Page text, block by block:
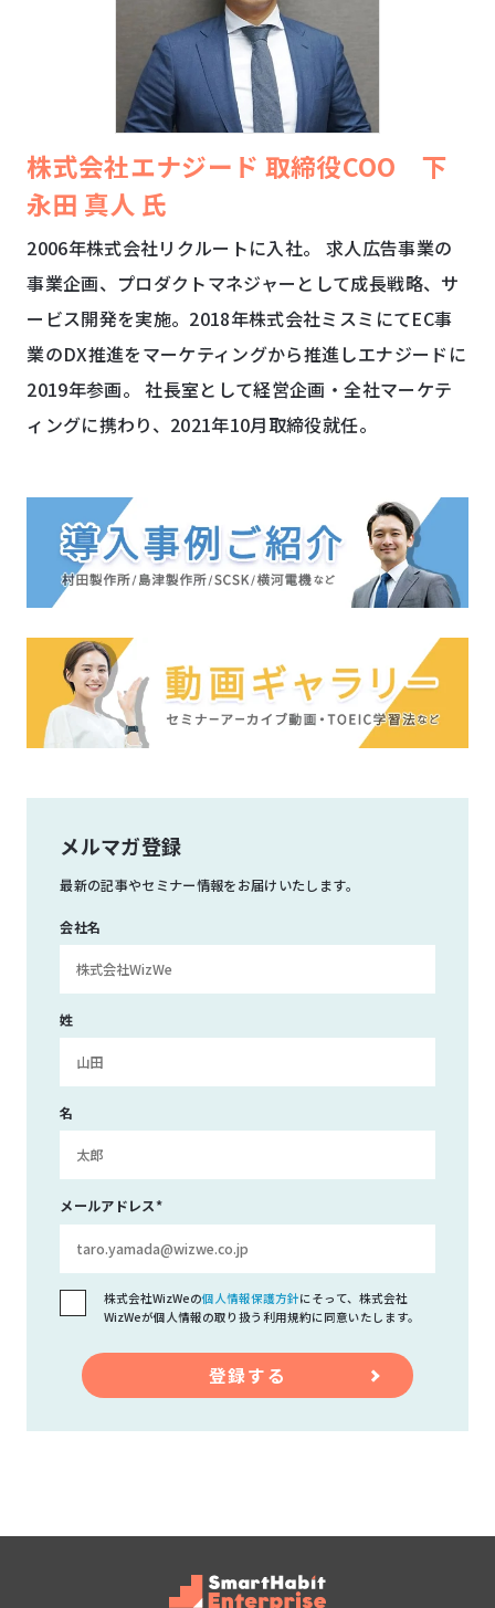
株式会社エナジード 取締役COO下
永田 真人 氏
2006年株式会社リクルートに入社。 求人広告事業の
事業企画、プロダクトマネジャーとして成長戦略、サ
ービス開発を実施。2018年株式会社ミスミにてEC事
業のDX推進をマーケティングから推進しエナジードに
2019年参画。 社長室として経営企画・全社マーケテ
ィングに携わり、2021年10月取締役就任。
メルマガ登録
最新の記事やセミナー情報をお届けいたします。
会社名
姓
名
メールアドレス*
株式会社WizWeの個人情報保護方針にそって、株式会社
WizWeが個人情報の取り扱う利用規約に同意いたします。